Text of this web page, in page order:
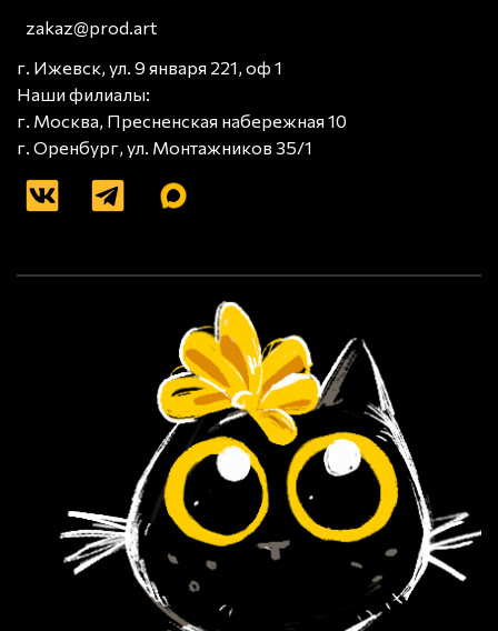
zakaz@prod.art
г. Ижевск, ул. 9 января 221, оф 1
Наши филиалы:
г. Москва, Пресненская набережная 10
г. Оренбург, ул. Монтажников 35/1